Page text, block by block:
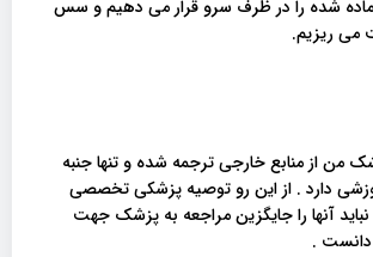
شده را در ظرف سرو قرار می دهیم و سس
می ریزیم.
من از منابع خارجی ترجمه شده و تنها جنبه
دارد . از این رو توصیه پزشکی تخصصی
آنها را جایگزین مراجعه به پزشک جهت
.